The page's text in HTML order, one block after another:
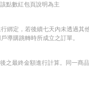
點數紅包頁說明為主
綁定，若後續七天內未透過其
導購跳轉時所成立之訂單。
之最終金額進行計算。同一商